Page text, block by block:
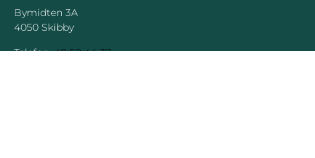
Bymidten 3A
4050 Skibby
Telefon:40 58 44 37